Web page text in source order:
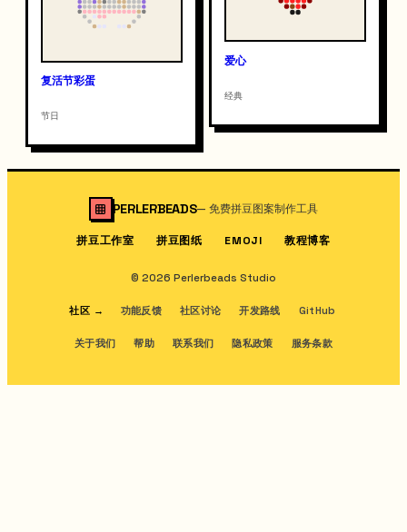
复活节彩蛋
节日
爱心
经典
PERLERBEADS—免费拼豆图案制作工具
拼豆工作室 拼豆图纸 EMOJI 教程博客
© 2026 Perlerbeads Studio
社区 → 功能反馈 社区讨论 开发路线 GitHub
关于我们 帮助 联系我们 隐私政策 服务条款